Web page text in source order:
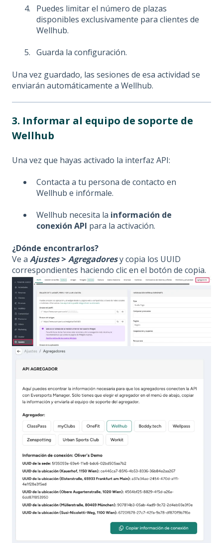
Puedes limitar el número de plazas
disponibles exclusivamente para clientes de
Wellhub.
Guarda la configuración.
Una vez guardado, las sesiones de esa actividad se
enviarán automáticamente a Wellhub.
3. Informar al equipo de soporte de
Wellhub
Una vez que hayas activado la interfaz API:
Contacta a tu persona de contacto en
Wellhub e infórmale.
Wellhub necesita la información de
conexión API para la activación.
¿Dónde encontrarlos?
Ve a Ajustes> Agregadoresy copia los UUID
correspondientes haciendo clic en el botón de copia.